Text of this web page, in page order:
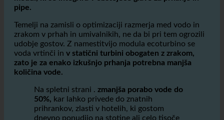
ecoturbino® je preprost, a zelo
modul, ki se integrira v obstoječe glave za prhanje in
pipe.
Temelji na zamisli o optimizaciji razmerja med vodo in
zrakom v prhah in umivalnikih, ne da bi pri tem ogrozili
udobje gostov. Z namestitvijo modula ecoturbino se
zato je za enako izkušnjo prhanja potrebna manjša
količina vode.
Na spletni strani .zmanjša porabo vode do